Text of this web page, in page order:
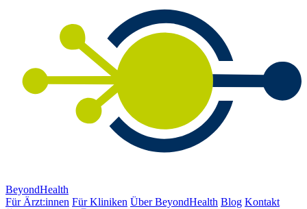
BeyondHealth
Für Ärzt:innen Für Kliniken Über BeyondHealth Blog Kontakt